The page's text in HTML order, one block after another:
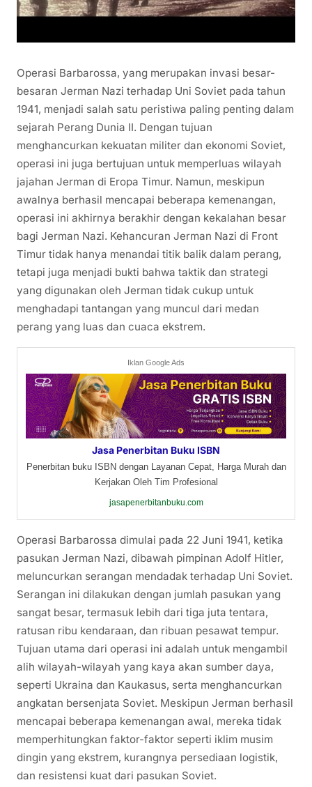
Operasi Barbarossa, yang merupakan invasi besar-
besaran Jerman Nazi terhadap Uni Soviet pada tahun
1941, menjadi salah satu peristiwa paling penting dalam
sejarah Perang Dunia II. Dengan tujuan
menghancurkan kekuatan militer dan ekonomi Soviet,
operasi ini juga bertujuan untuk memperluas wilayah
jajahan Jerman di Eropa Timur. Namun, meskipun
awalnya berhasil mencapai beberapa kemenangan,
operasi ini akhirnya berakhir dengan kekalahan besar
bagi Jerman Nazi. Kehancuran Jerman Nazi di Front
Timur tidak hanya menandai titik balik dalam perang,
tetapi juga menjadi bukti bahwa taktik dan strategi
yang digunakan oleh Jerman tidak cukup untuk
menghadapi tantangan yang muncul dari medan
perang yang luas dan cuaca ekstrem.
Iklan Google Ads
Jasa Penerbitan Buku ISBN
Penerbitan buku ISBN dengan Layanan Cepat, Harga Murah dan
Kerjakan Oleh Tim Profesional
jasapenerbitanbuku.com
Operasi Barbarossa dimulai pada 22 Juni 1941, ketika
pasukan Jerman Nazi, dibawah pimpinan Adolf Hitler,
meluncurkan serangan mendadak terhadap Uni Soviet.
Serangan ini dilakukan dengan jumlah pasukan yang
sangat besar, termasuk lebih dari tiga juta tentara,
ratusan ribu kendaraan, dan ribuan pesawat tempur.
Tujuan utama dari operasi ini adalah untuk mengambil
alih wilayah-wilayah yang kaya akan sumber daya,
seperti Ukraina dan Kaukasus, serta menghancurkan
angkatan bersenjata Soviet. Meskipun Jerman berhasil
mencapai beberapa kemenangan awal, mereka tidak
memperhitungkan faktor-faktor seperti iklim musim
dingin yang ekstrem, kurangnya persediaan logistik,
dan resistensi kuat dari pasukan Soviet.